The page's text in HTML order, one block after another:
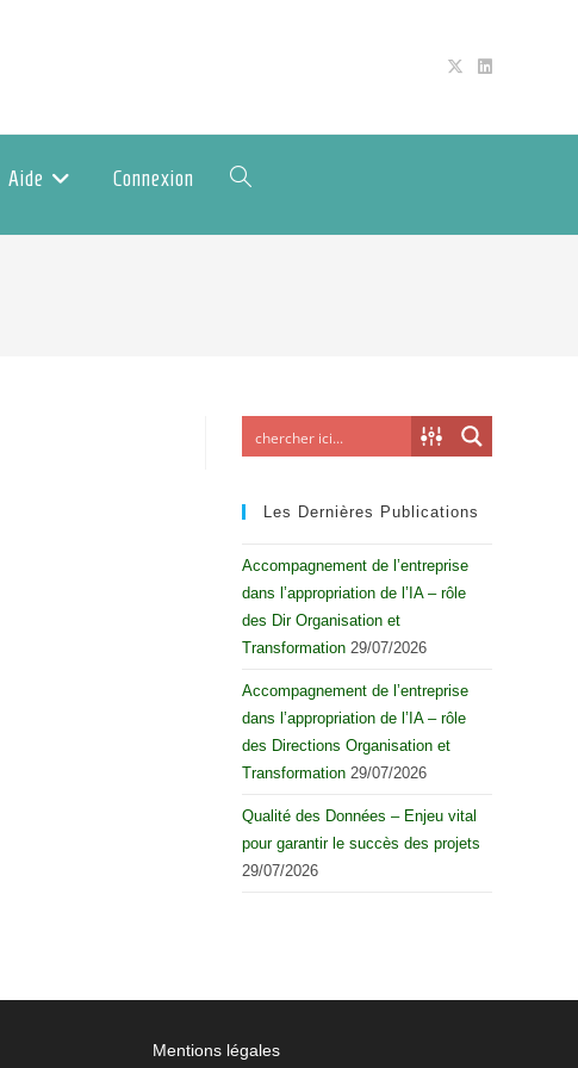
Aide Connexion
Les Dernières Publications
Accompagnement de l’entreprise
dans l’appropriation de l’IA – rôle
des Dir Organisation et
Transformation 29/07/2026
Accompagnement de l’entreprise
dans l’appropriation de l’IA – rôle
des Directions Organisation et
Transformation 29/07/2026
Qualité des Données – Enjeu vital
pour garantir le succès des projets
29/07/2026
Mentions légales